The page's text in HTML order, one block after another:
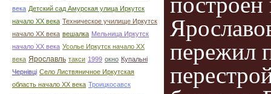
века Детский сад Амурская улица Иркутск
начало ХХ века Техническое училище Иркутск
начало ХХ века вешалка Мельница Иркутск
начало ХХ века Усолье Иркутск начало ХХ
века Ярославль такси 1999 окно Купальні
Чернівці Село Листвяничное Иркутская
область начало ХХ века Троицкосавск
пережил